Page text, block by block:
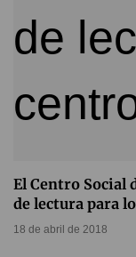
El Centro Social
de lectura para
18 de abril de 2018